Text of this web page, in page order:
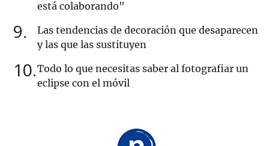
está colaborando"
9
Las tendencias de decoración que desaparecen
y las que las sustituyen
10 Todo lo que necesitas saber al fotografiar un
eclipse con el móvil